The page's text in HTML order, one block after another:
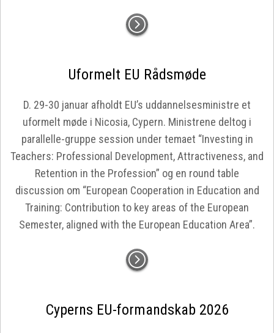
Uformelt EU Rådsmøde
D. 29-30 januar afholdt EU’s uddannelsesministre et
uformelt møde i Nicosia, Cypern. Ministrene deltog i
parallelle-gruppe session under temaet “Investing in
Teachers: Professional Development, Attractiveness, and
Retention in the Profession” og en round table
discussion om “European Cooperation in Education and
Training: Contribution to key areas of the European
Semester, aligned with the European Education Area”.
Cyperns EU-formandskab 2026